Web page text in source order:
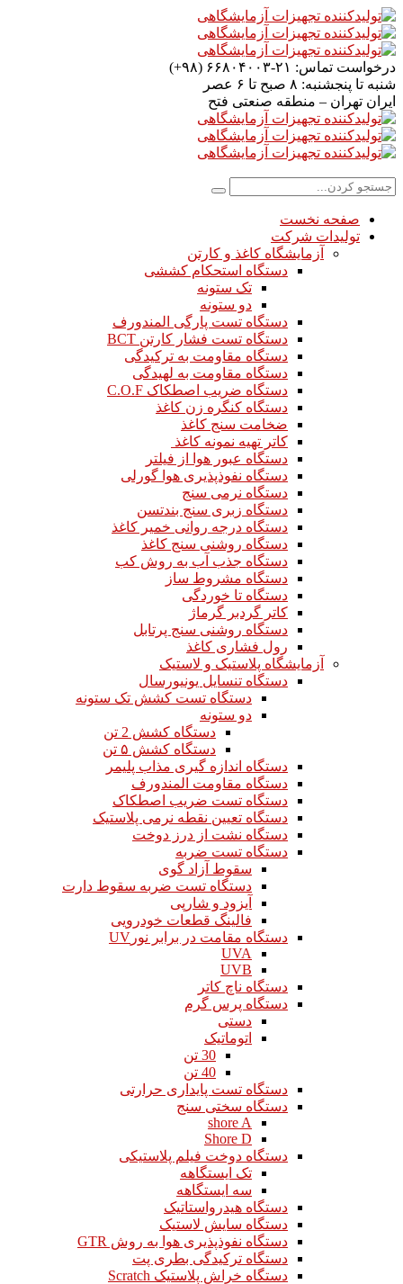
درخواست تماس: ۲۱-۶۶۸۰۴۰۰۳ (۹۸+)
شنبه تا پنجشنبه: ۸ صبح تا ۶ عصر
ایران تهران – منطقه صنعتی فتح
صفحه نخست
تولیدات شرکت
آزمایشگاه کاغذ و کارتن
دستگاه استحکام کششی
تک ستونه
دو ستونه
دستگاه تست پارگی المندورف
دستگاه تست فشار کارتن BCT
دستگاه مقاومت به ترکیدگی
دستگاه مقاومت به لهیدگی
دستگاه ضریب اصطکاک C.O.F
دستگاه کنگره زن کاغذ
ضخامت سنج کاغذ
کاتر تهیه نمونه کاغذ
دستگاه عبور هوا از فیلتر
دستگاه نفوذپذیری هوا گورلی
دستگاه نرمی سنج
دستگاه زبری سنج بندتسن
دستگاه درجه روانی خمیر کاغذ
دستگاه روشنی سنج کاغذ
دستگاه جذب آب به روش کب
دستگاه مشروط ساز
دستگاه تا خوردگی
کاتر گردبر گرماژ
دستگاه روشنی سنج پرتابل
رول فشاری کاغذ
آزمایشگاه پلاستیک و لاستیک
دستگاه تنسایل یونیورسال
دستگاه تست کشش تک ستونه
دو ستونه
دستگاه کشش 2 تن
دستگاه کشش ۵ تن
دستگاه اندازه گیری مذاب پلیمر
دستگاه مقاومت المندورف
دستگاه تست ضریب اصطکاک
دستگاه تعیین نقطه نرمی پلاستیک
دستگاه نشت از درز دوخت
دستگاه تست ضربه
سقوط آزاد گوی
دستگاه تست ضربه سقوط دارت
آیزود و شارپی
فالینگ قطعات خودرویی
دستگاه مقامت در برابر نورUV
UVA
UVB
دستگاه ناچ کاتر
دستگاه پرس گرم
دستی
اتوماتیک
30 تن
40 تن
دستگاه تست پایداری حرارتی
دستگاه سختی سنج
shore A
Shore D
دستگاه دوخت فیلم پلاستیکی
تک ایستگاهه
سه ایستگاهه
دستگاه هیدرواستاتیک
دستگاه سایش لاستیک
دستگاه نفوذپذیری هوا به روش GTR
دستگاه ترکیدگی بطری پت
دستگاه خراش پلاستیک Scratch